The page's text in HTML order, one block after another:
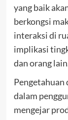
yang baik
berkongsi
interaksi di
implikasi
dan orang
Pengetahuan
dalam
mengejar